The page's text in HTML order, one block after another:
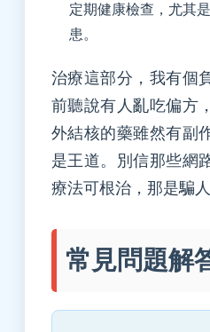
定期健康檢查，尤其
患。
治療這部分，我有個
前聽說有人亂吃偏方
外結核的藥雖然有副
是王道。別信那些網
療法可根治，那是騙人
常見問題解